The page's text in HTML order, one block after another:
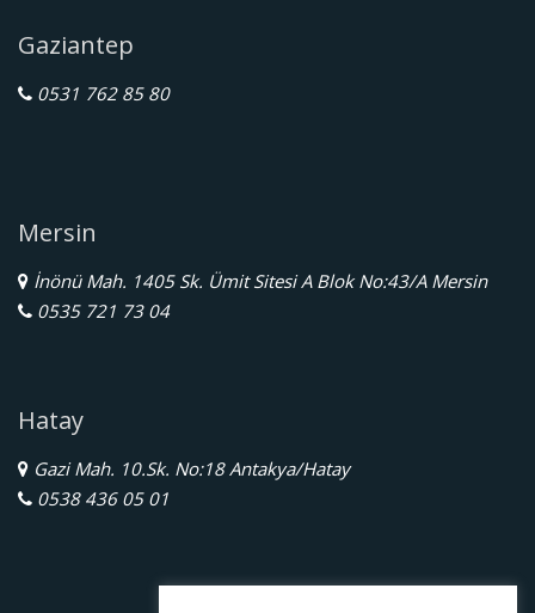
Gaziantep
0531 762 85 80
Mersin
İnönü Mah. 1405 Sk. Ümit Sitesi A Blok No:43/A Mersin
0535 721 73 04
Hatay
Gazi Mah. 10.Sk. No:18 Antakya/Hatay
0538 436 05 01